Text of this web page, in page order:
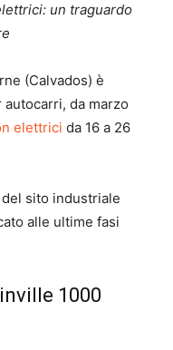
un traguardo
(Calvados) è
da marzo
elettrici da 16 a 26
sito industriale
alle ultime fasi
1000